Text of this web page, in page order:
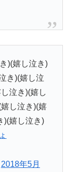
)(嬉し泣き)
き)(嬉し泣
泣き)(嬉し
し泣き)(嬉
)(嬉し泣き)
2018年5月